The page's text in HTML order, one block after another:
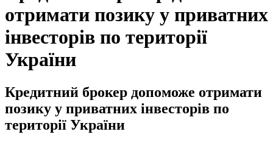
отримати позику у приватних
інвесторів по території
України
Кредитний брокер допоможе отримати
позику у приватних інвесторів по
території України